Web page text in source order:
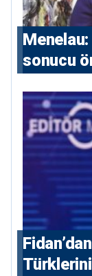
Menelau:
sonucu